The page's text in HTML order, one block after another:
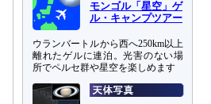
モンゴル「星空」ゲ
ル・キャンプツアー
ウランバートルから西へ250km以上
離れたゲルに連泊。光害のない場
所でペルセ群や星空を楽しめます